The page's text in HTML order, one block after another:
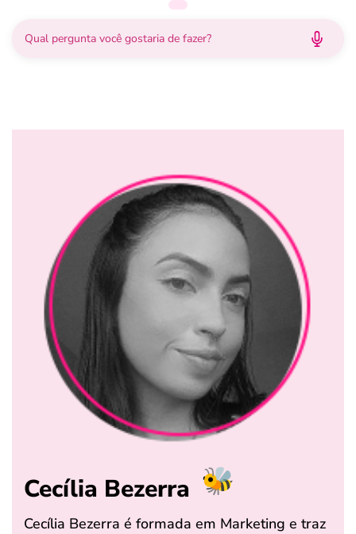
Cecília Bezerra
Cecília Bezerra é formada em Marketing e traz